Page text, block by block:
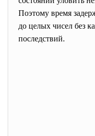
Поэтому время
до целых чисел без
последствий.